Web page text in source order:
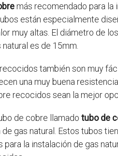
más recomendado para la
están especialmente
muy altas. El diámetro de
es de 15mm.
también son muy
una muy buena
recocidos sean la mejor
de cobre llamado tubo de
de gas natural. Estos tubos
para la instalación de gas